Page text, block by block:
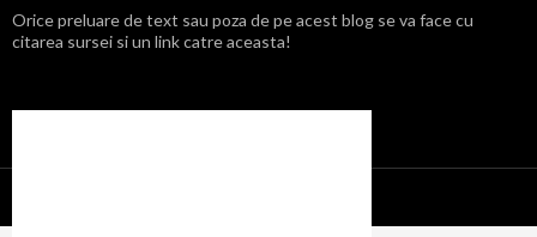
Orice preluare de text sau poza de pe acest blog se va face cu
citarea sursei si un link catre aceasta!